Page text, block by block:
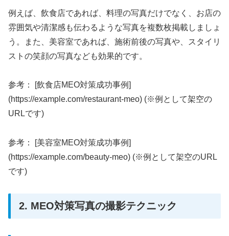
例えば、飲食店であれば、料理の写真だけでなく、お店の
雰囲気や清潔感も伝わるような写真を複数枚掲載しましょ
う。また、美容室であれば、施術前後の写真や、スタイリ
ストの笑顔の写真なども効果的です。
参考： [飲食店MEO対策成功事例]
(https://example.com/restaurant-meo) (※例として架空の
URLです)
参考： [美容室MEO対策成功事例]
(https://example.com/beauty-meo) (※例として架空のURL
です)
2. MEO対策写真の撮影テクニック